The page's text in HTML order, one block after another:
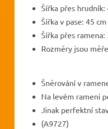
Šířka přes hrudník:
Šířka v pase: 45 cm
Šířka přes ramena:
Rozměry jsou
Šněrování v
Na levém rameni
Jinak perfektní
(A9727)